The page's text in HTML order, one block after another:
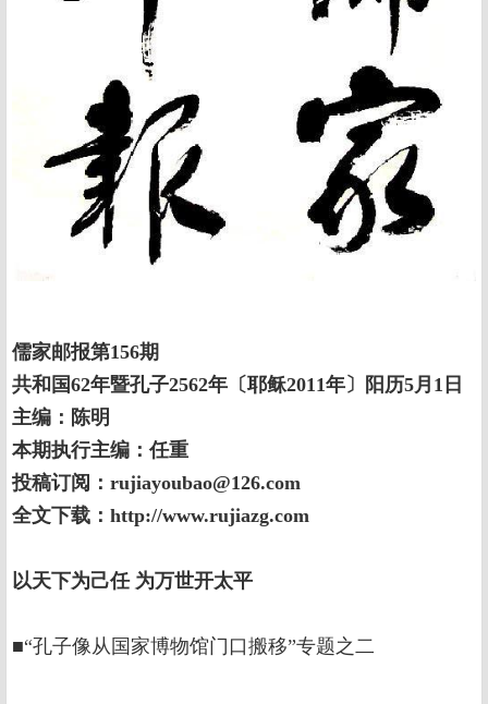
儒家邮报第156期
共和国62年暨孔子2562年〔耶稣2011年〕阳历5月1日
主编：陈明
本期执行主编：任重
投稿订阅：rujiayoubao@126.com
全文下载：http://www.rujiazg.com
以天下为己任 为万世开太平
■“孔子像从国家博物馆门口搬移”专题之二